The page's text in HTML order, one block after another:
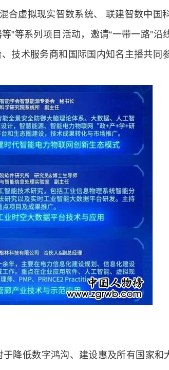
合虚拟现实智数系统、 联建智数中国
”等系列项目活动，邀请“一带一路”
技术服务商和国际国内知名主播共同
降低数字鸿沟、建设惠及所有国家和